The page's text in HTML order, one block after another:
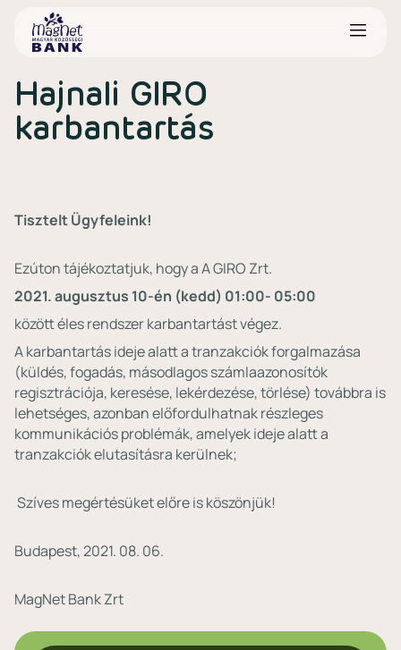
Hajnali GIRO
karbantartás
Tisztelt Ügyfeleink!
Ezúton tájékoztatjuk, hogy a A GIRO Zrt.
2021. augusztus 10-én (kedd) 01:00- 05:00
között éles rendszer karbantartást végez.
A karbantartás ideje alatt a tranzakciók forgalmazása
(küldés, fogadás, másodlagos számlaazonosítók
regisztrációja, keresése, lekérdezése, törlése) továbbra is
lehetséges, azonban előfordulhatnak részleges
kommunikációs problémák, amelyek ideje alatt a
tranzakciók elutasításra kerülnek;
Szíves megértésüket előre is köszönjük!
Budapest, 2021. 08. 06.
MagNet Bank Zrt